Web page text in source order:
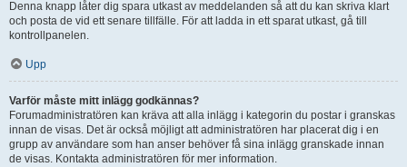
Denna knapp låter dig spara utkast av meddelanden så att du kan skriva klart
och posta de vid ett senare tillfälle. För att ladda in ett sparat utkast, gå till
kontrollpanelen.
Upp
Varför måste mitt inlägg godkännas?
Forumadministratören kan kräva att alla inlägg i kategorin du postar i granskas
innan de visas. Det är också möjligt att administratören har placerat dig i en
grupp av användare som han anser behöver få sina inlägg granskade innan
de visas. Kontakta administratören för mer information.